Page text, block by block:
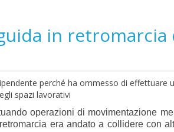
in retromarcia
perché ha ommesso di effettuare
spazi lavorativi
operazioni di movimentazione
era andato a collidere con